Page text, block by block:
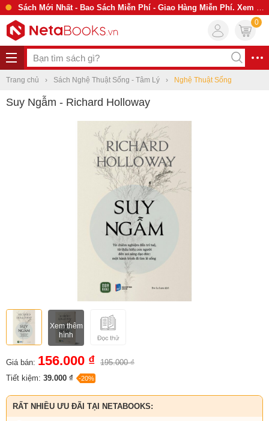
Sách Mới Nhất - Bao Sách Miễn Phí - Giao Hàng Miễn Phí. Xem Ngay
0
Trang chủ Sách Nghệ Thuật Sống - Tâm Lý Nghệ Thuật Sống
Suy Ngẫm - Richard Holloway
Xem thêm
hình
Giá bán: 156.000 ₫ 195.000 ₫
Tiết kiệm: 39.000 ₫ -20%
RẤT NHIỀU ƯU ĐÃI TẠI NETABOOKS: